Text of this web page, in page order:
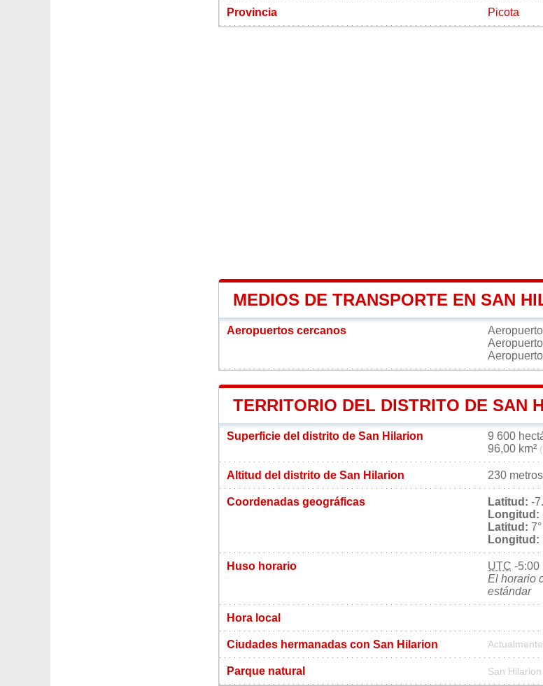
Provincia Picota
MEDIOS DE TRANSPORTE EN SAN
Aeropuertos cercanos
TERRITORIO DEL DISTRITO DE SAN
Superficie del distrito de San Hilarion
9 600
96,00 km²
Altitud del distrito de San Hilarion 230
Coordenadas geográficas Latitud: -
Longitud:
Latitud:
Longitud:
Huso horario UTC -5:00
El horario
estándar
Hora local
Ciudades hermanadas con San Hilarion
Parque natural San